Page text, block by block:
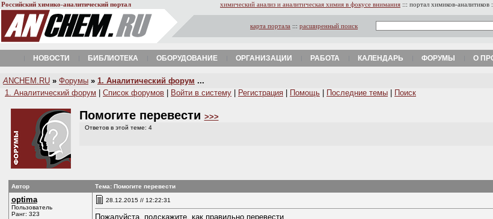
Российский химико-аналитический портал химический анализ и аналитическая химия в фокусе внимания ::: портал химиков-аналитиков
карта портала ::: расширенный поиск
НОВОСТИ БИБЛИОТЕКА ОБОРУДОВАНИЕ ОРГАНИЗАЦИИ РАБОТА КАЛЕНДАРЬ ФОРУМЫ О
A NCHEM.RU » Форумы » 1. Аналитический форум ...
1. Аналитический форум
Список форумов Войти в систему Регистрация Помощь Последние темы Поиск
Помогите перевести >>>
Ответов в этой теме: 4
Автор Тема: Помогите перевести
optima
Пользователь
Ранг: 323
28.12.2015 // 12:22:31
Пожалуйста, подскажите, как правильно перевести